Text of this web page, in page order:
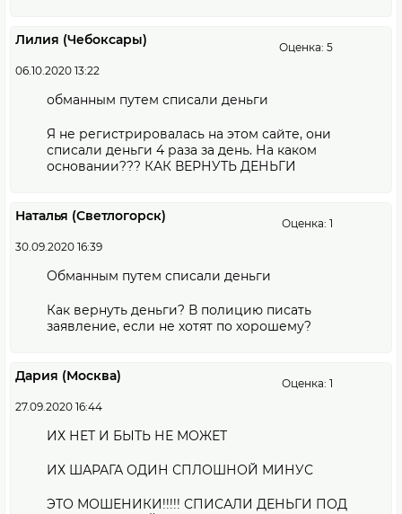
Лилия (Чебоксары)
Оценка: 5
06.10.2020 13:22
обманным путем списали деньги
Я не регистрировалась на этом сайте, они
списали деньги 4 раза за день. На каком
основании??? КАК ВЕРНУТЬ ДЕНЬГИ
Наталья (Светлогорск)
Оценка: 1
30.09.2020 16:39
Обманным путем списали деньги
Как вернуть деньги? В полицию писать
заявление, если не хотят по хорошему?
Дария (Москва)
Оценка: 1
27.09.2020 16:44
ИХ НЕТ И БЫТЬ НЕ МОЖЕТ
ИХ ШАРАГА ОДИН СПЛОШНОЙ МИНУС
ЭТО МОШЕНИКИ!!!!! СПИСАЛИ ДЕНЬГИ ПОД